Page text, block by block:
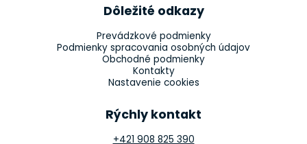
Dôležité odkazy
Prevádzkové podmienky
Podmienky spracovania osobných údajov
Obchodné podmienky
Kontakty
Nastavenie cookies
Rýchly kontakt
+421 908 825 390